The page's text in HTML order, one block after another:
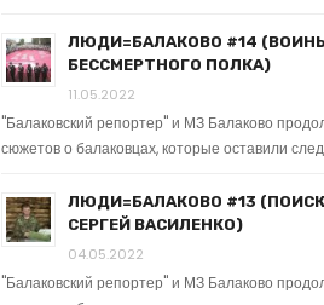
ЛЮДИ=БАЛАКОВО #14
БЕССМЕРТНОГО ПОЛКА)
11.05.2022
"Балаковский репортер" и МЗ Балаково
сюжетов о балаковцах, которые оставили
ЛЮДИ=БАЛАКОВО #13
СЕРГЕЙ ВАСИЛЕНКО)
04.05.2022
"Балаковский репортер" и МЗ Балаково